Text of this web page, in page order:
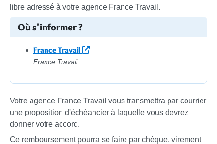
libre adressé à votre agence France Travail.
Où s'informer ?
France Travail
France Travail
Votre agence France Travail vous transmettra par courrier
une proposition d'échéancier à laquelle vous devrez
donner votre accord.
Ce remboursement pourra se faire par chèque, virement